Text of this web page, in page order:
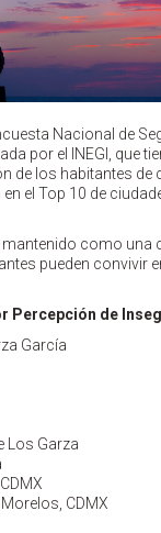
Nacional de
por el INEGI, que
de los habitantes de
el Top 10 de
como una
pueden convivir
Percepción de
García
Los Garza
CDMX